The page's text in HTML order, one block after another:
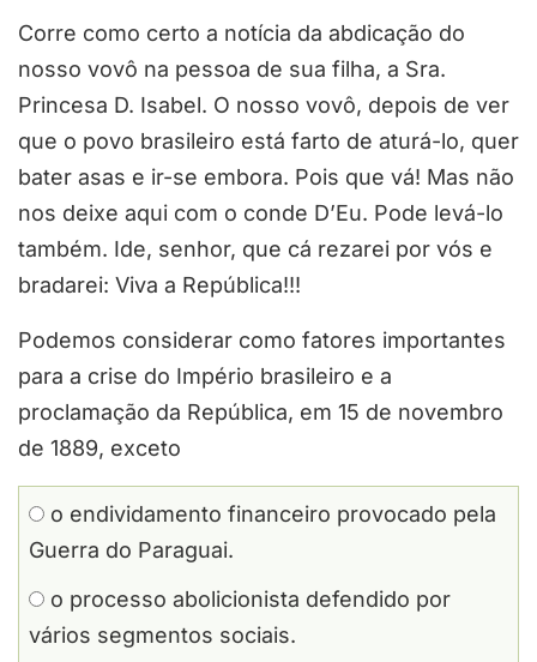
Corre como certo a notícia da abdicação do
nosso vovô na pessoa de sua filha, a Sra.
Princesa D. Isabel. O nosso vovô, depois de ver
que o povo brasileiro está farto de aturá-lo, quer
bater asas e ir-se embora. Pois que vá! Mas não
nos deixe aqui com o conde D’Eu. Pode levá-lo
também. Ide, senhor, que cá rezarei por vós e
bradarei: Viva a República!!!
Podemos considerar como fatores importantes
para a crise do Império brasileiro e a
proclamação da República, em 15 de novembro
de 1889, exceto
o endividamento financeiro provocado pela
Guerra do Paraguai.
o processo abolicionista defendido por
vários segmentos sociais.